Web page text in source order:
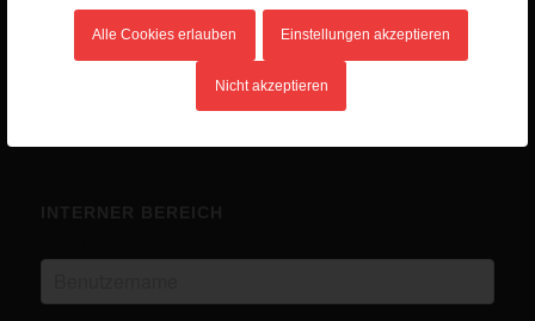
Alle Cookies erlauben Einstellungen akzeptieren
Nicht akzeptieren